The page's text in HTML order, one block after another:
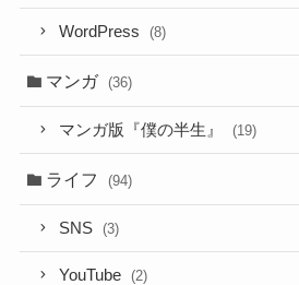
WordPress (8)
マンガ (36)
マンガ版『僕の半生』 (19)
ライフ (94)
SNS (3)
YouTube (2)